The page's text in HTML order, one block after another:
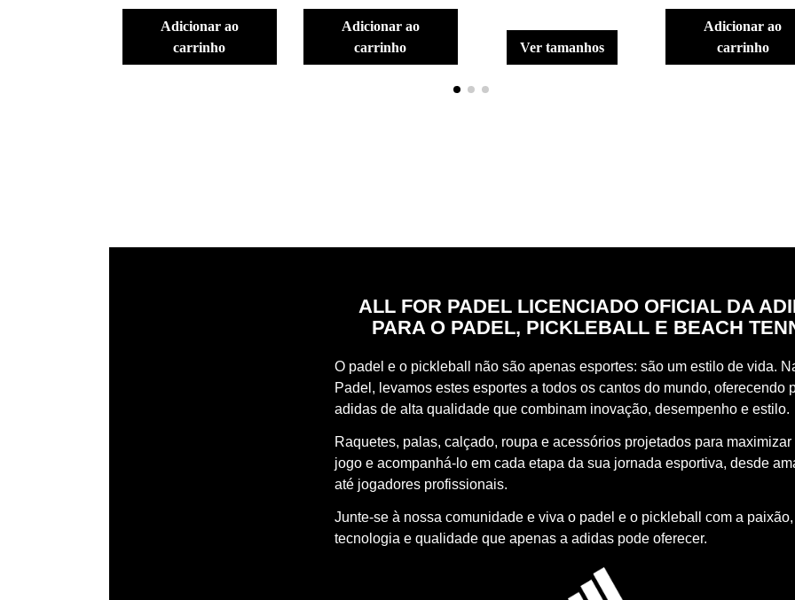
adicionar ao
carrinho
adicionar ao
carrinho
ver tamanhos
adicionar ao
carrinho
ALL FOR PADEL LICENCIADO OFICIAL DA
PARA O PADEL, PICKLEBALL E BEACH
O padel e o pickleball não são apenas esportes: são um estilo de vida.
Padel, levamos estes esportes a todos os cantos do mundo, oferecendo
adidas de alta qualidade que combinam inovação, desempenho e estilo.
Raquetes, palas, calçado, roupa e acessórios projetados para maximizar
jogo e acompanhá-lo em cada etapa da sua jornada esportiva, desde
até jogadores profissionais.
Junte-se à nossa comunidade e viva o padel e o pickleball com a paixão,
tecnologia e qualidade que apenas a adidas pode oferecer.